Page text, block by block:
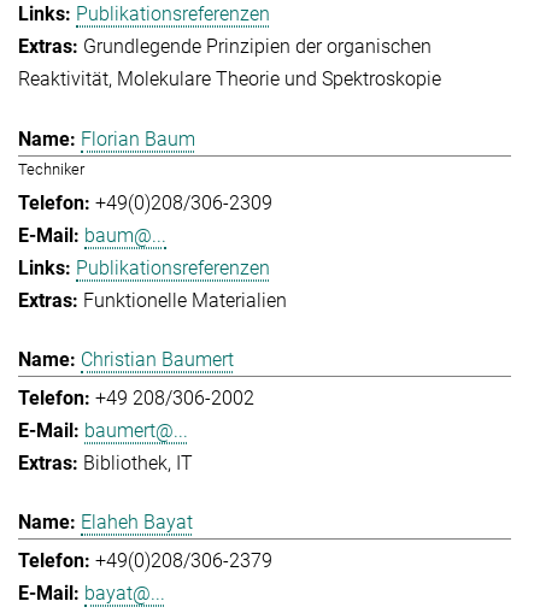
Publikationsreferenzen
Grundlegende Prinzipien der organischen
Reaktivität Molekulare Theorie und Spektroskopie
Florian Baum
Techniker
+49(0)208/306-2309
baum@...
Publikationsreferenzen
Funktionelle Materialien
Christian Baumert
+49 208/306-2002
baumert@...
Bibliothek IT
Elaheh Bayat
+49(0)208/306-2379
bayat@...